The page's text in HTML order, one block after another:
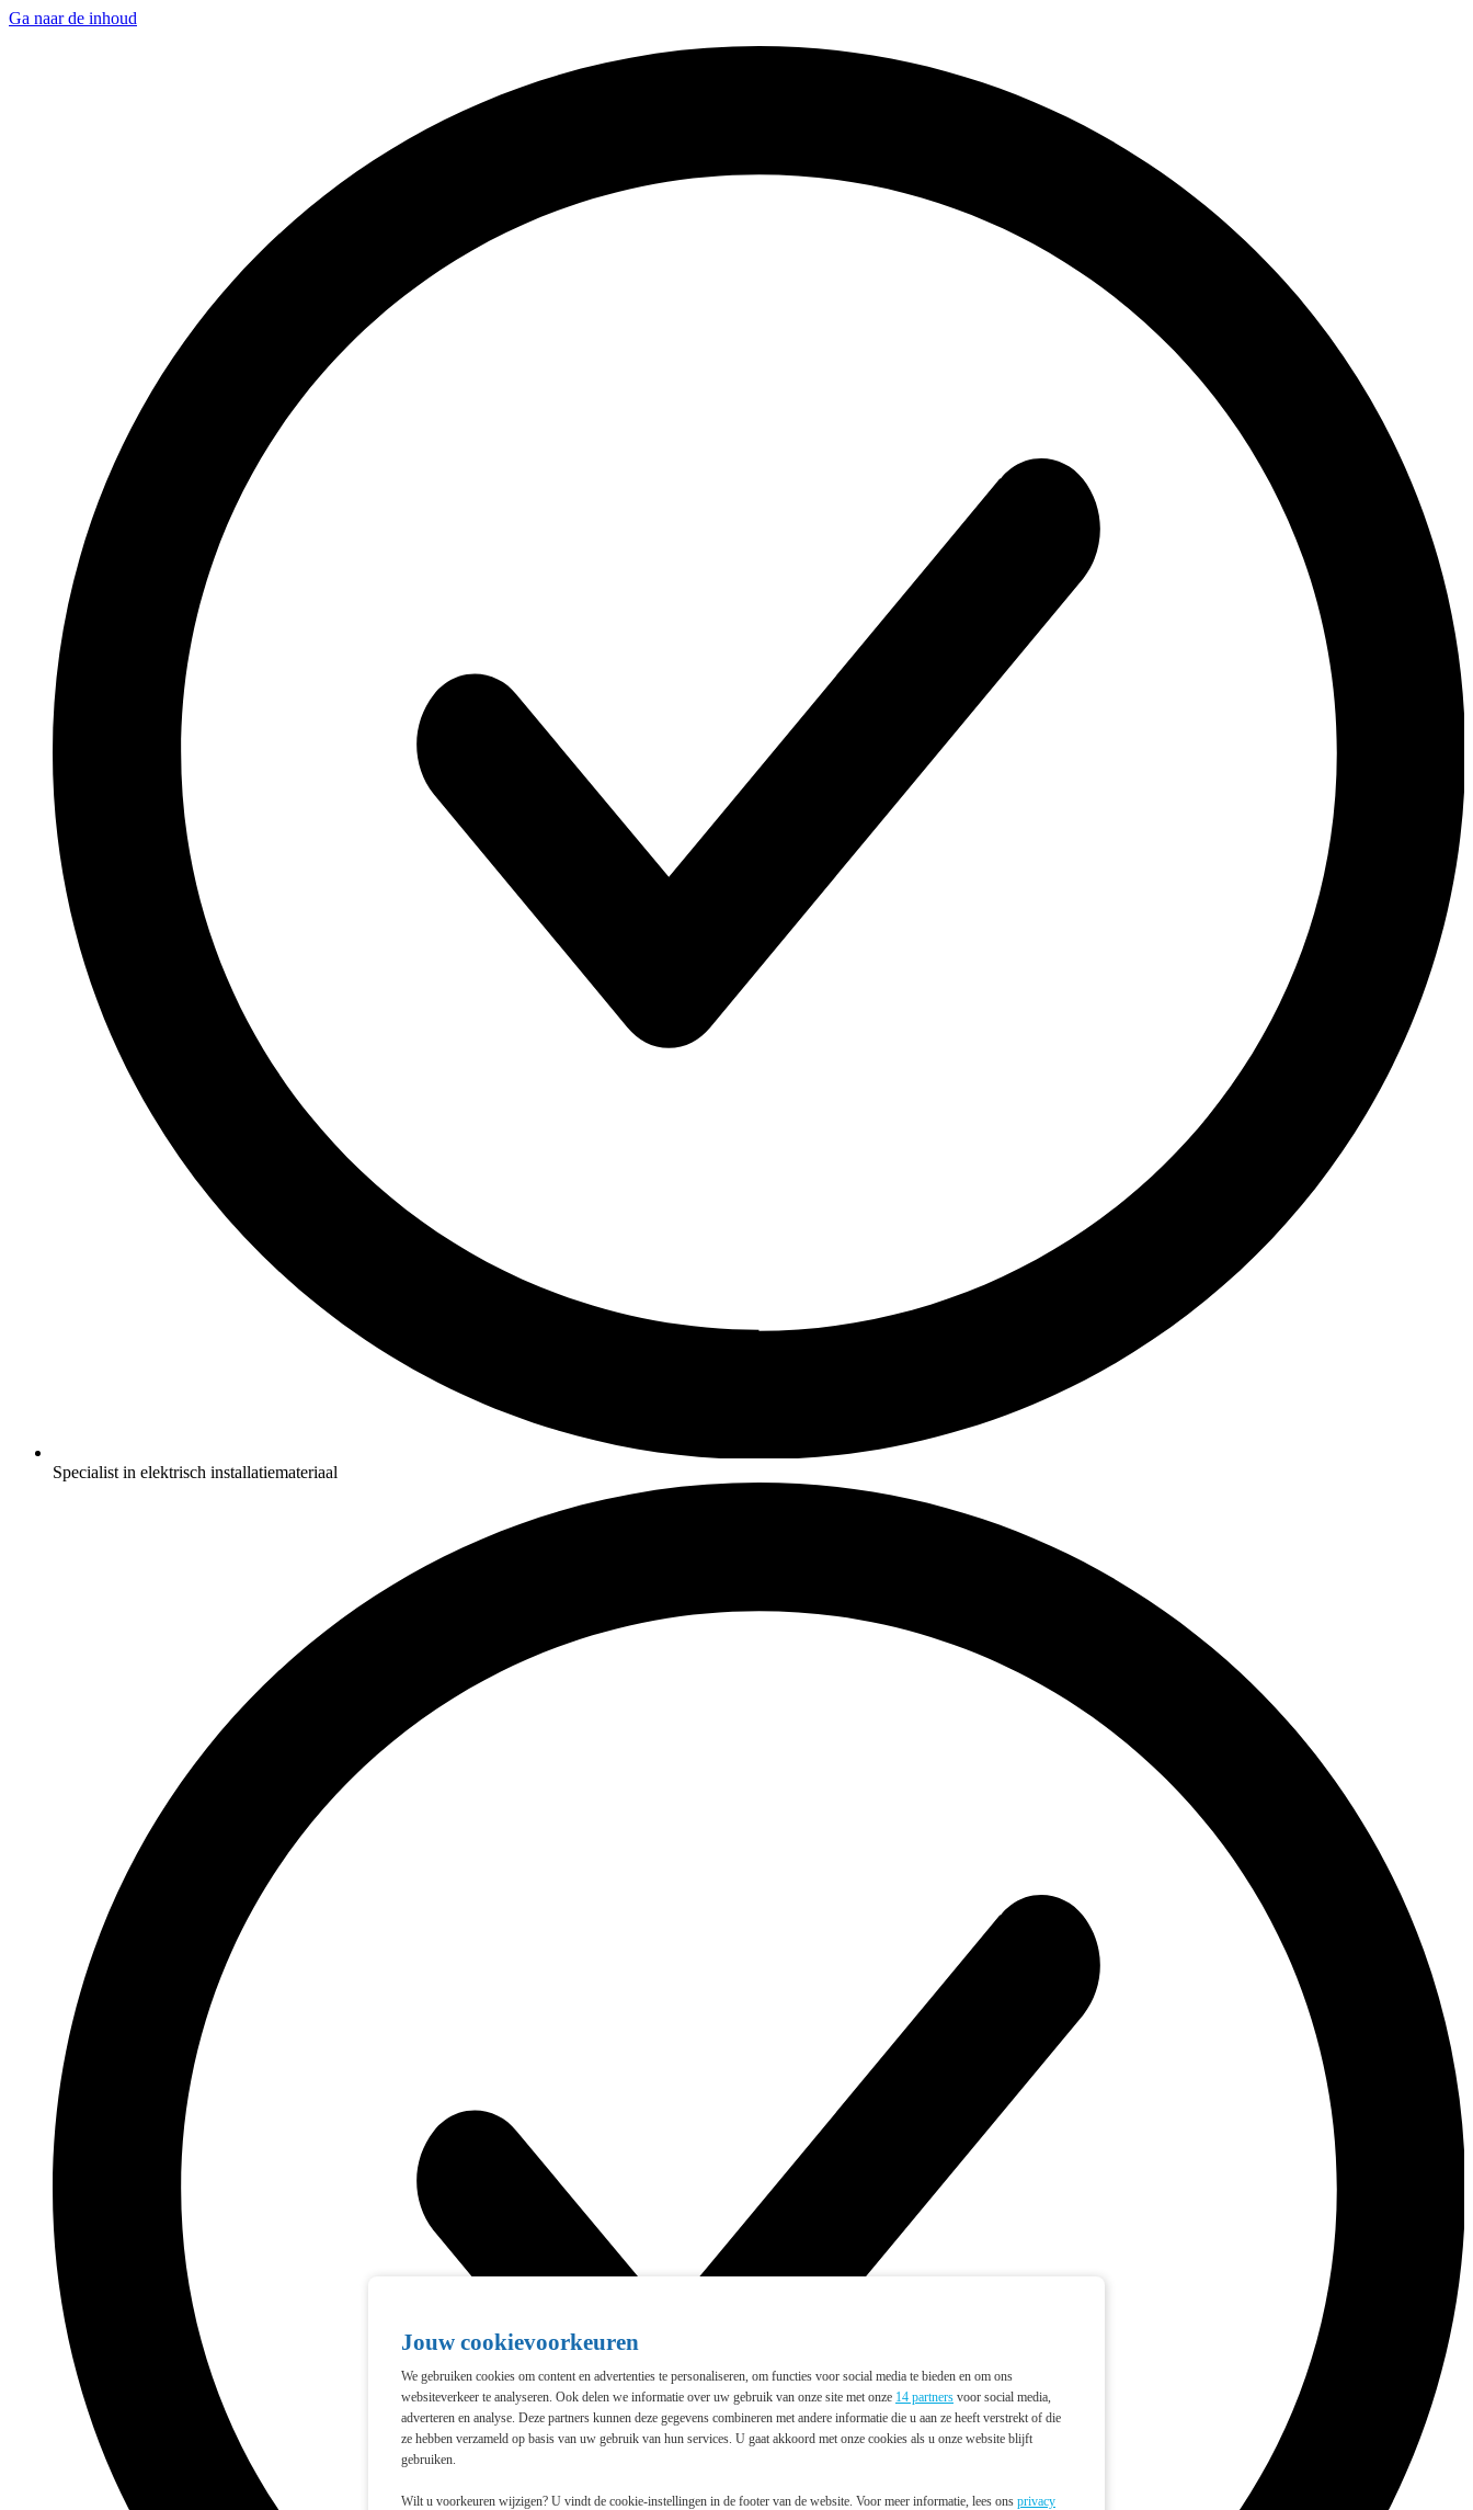
Jouw cookievoorkeuren
We gebruiken cookies om content en advertenties te personaliseren, om functies voor social media te bieden en om ons
websiteverkeer te analyseren. Ook delen we informatie over uw gebruik van onze site met onze 14 partners voor social media,
adverteren en analyse. Deze partners kunnen deze gegevens combineren met andere informatie die u aan ze heeft verstrekt of die
ze hebben verzameld op basis van uw gebruik van hun services. U gaat akkoord met onze cookies als u onze website blijft
gebruiken.
Wilt u voorkeuren wijzigen? U vindt de cookie-instellingen in de footer van de website. Voor meer informatie, lees ons privacy
Ga naar de inhoud
Specialist in elektrisch installatiemateriaal